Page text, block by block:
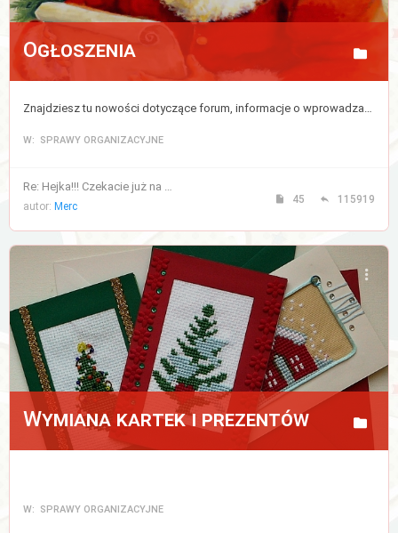
Ogłoszenia
Znajdziesz tu nowości dotyczące forum, informacje o wprowadzanych zmianach, a także regulamin forum.
W: SPRAWY ORGANIZACYJNE
Re: Hejka!!! Czekacie już na …
autor: Merc
45 115919
Wymiana kartek i prezentów
W: SPRAWY ORGANIZACYJNE